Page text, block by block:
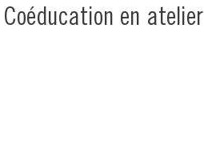
en atelier